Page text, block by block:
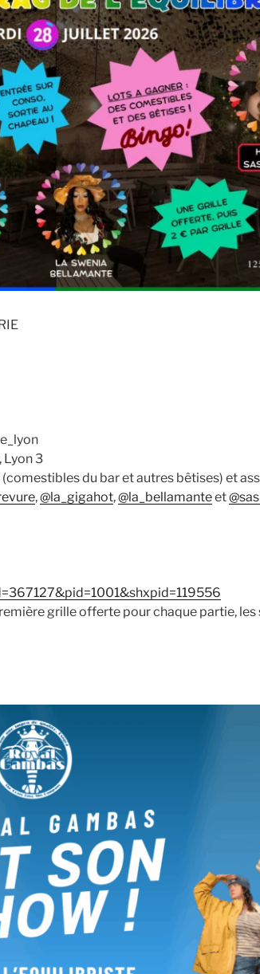
Lyon 3
du bar et autres bêtises) et
,@la_gigahot,@la_bellamanteet
grille offerte pour chaque partie, les